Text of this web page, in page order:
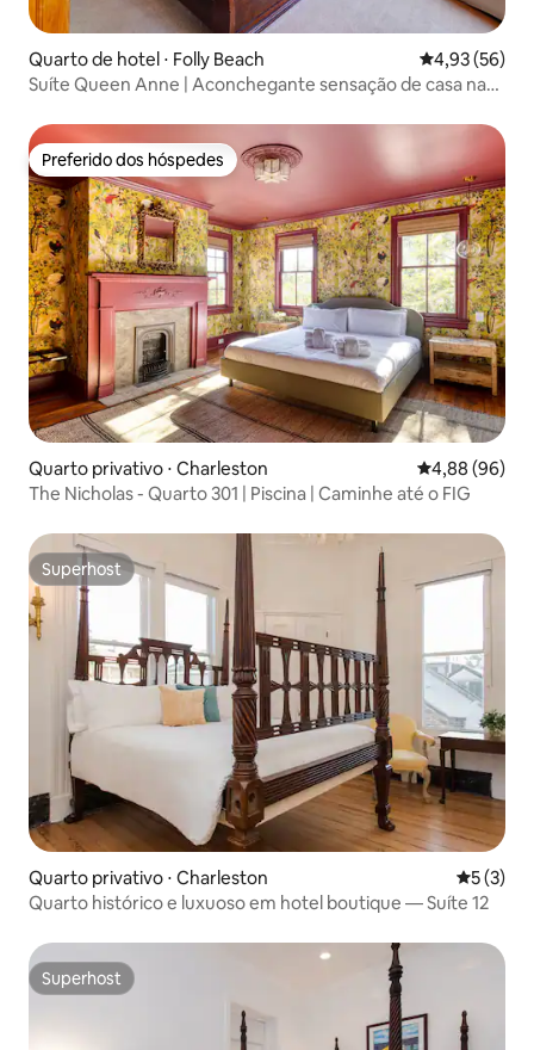
Quarto de hotel ⋅ Folly Beach 4,93 de uma
4,93 (56)
Suíte Queen Anne | Aconchegante sensação de casa na
Preferido dos hóspedes
Preferido dos hóspedes
Quarto privativo ⋅ Charleston 4,88 de uma
4,88 (96)
The Nicholas - Quarto 301 | Piscina | Caminhe até o FIG
Superhost
Superhost
Quarto privativo ⋅ Charleston 5 de
5 (3)
Quarto histórico e luxuoso em hotel boutique — Suíte 12
Superhost
Superhost